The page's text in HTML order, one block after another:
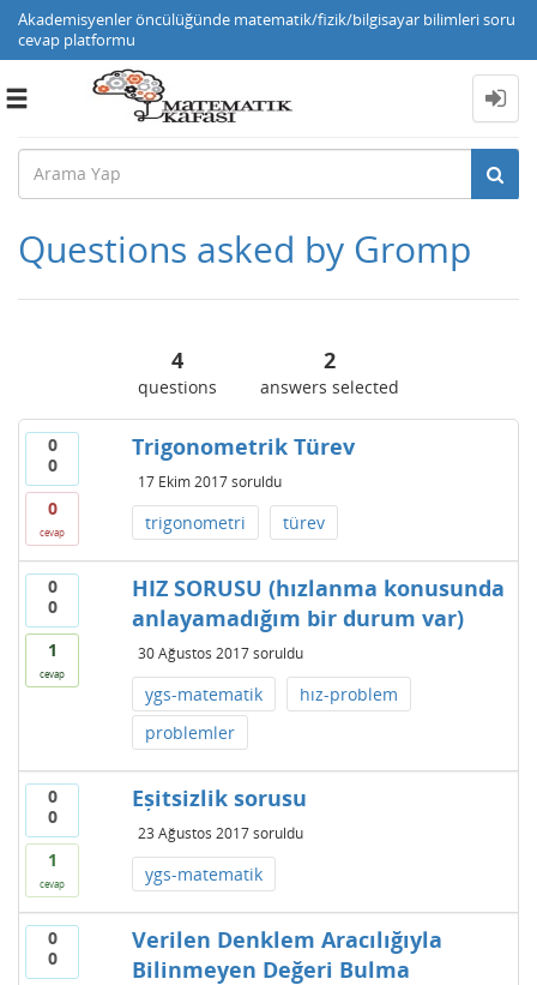
Akademisyenler öncülüğünde matematik/fizik/bilgisayar bilimleri soru
cevap platformu
Toggle
Questions asked by Gromp
4
questions
2
answers selected
0
0
0
cevap
Trigonometrik Türev
17 Ekim 2017 soruldu
trigonometri türev
0
0
1
cevap
HIZ SORUSU (hızlanma konusunda
anlayamadığım bir durum var)
30 Ağustos 2017 soruldu
ygs-matematik
hız-problem
problemler
0
0
1
cevap
Eșitsizlik sorusu
23 Ağustos 2017 soruldu
ygs-matematik
0
0
Verilen Denklem Aracılığıyla
Bilinmeyen Değeri Bulma